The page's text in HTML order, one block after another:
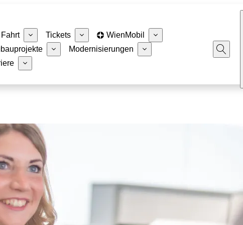
Fahrt Tickets
WienMobil
Modernisierungen